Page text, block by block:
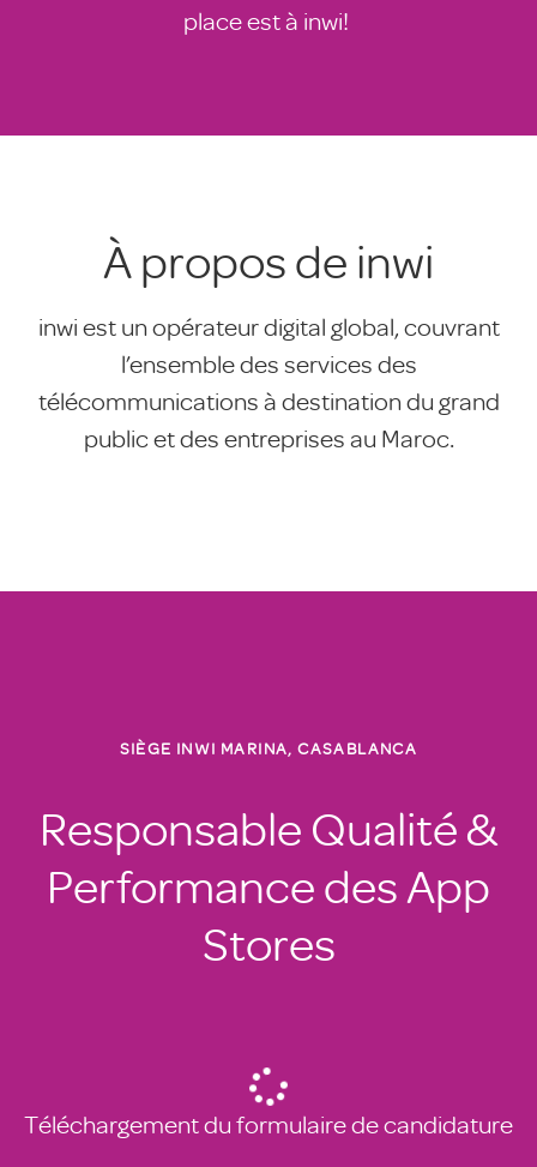
place est à inwi!
À propos de inwi
inwi est un opérateur digital global, couvrant
l’ensemble des services des
télécommunications à destination du grand
public et des entreprises au Maroc.
SIÈGE INWI MARINA, CASABLANCA
Responsable Qualité &
Performance des App
Stores
Téléchargement du formulaire de candidature